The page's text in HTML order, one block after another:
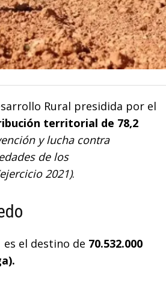
Rural presidida por el
territorial de 78,2
y lucha contra
de los
2021).
el destino de 70.532.000